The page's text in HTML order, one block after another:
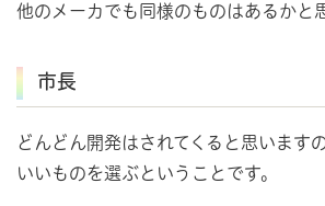
他のメーカでも同様のものはあるかと
市長
どんどん開発はされてくると思います
いいものを選ぶということです。